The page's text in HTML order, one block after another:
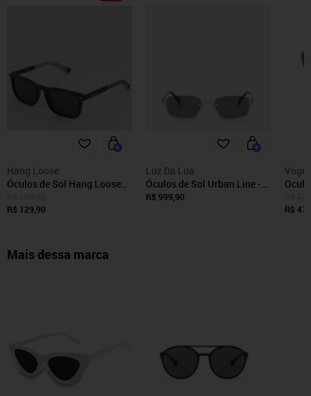
Hang Loose
Óculos de Sol Hang Loose
R$ 129,90
Luz Da Lua
Óculos de Sol Urban Line -
42000017 Luz Da Lua
R$ 999,90
R$
Mais dessa marca